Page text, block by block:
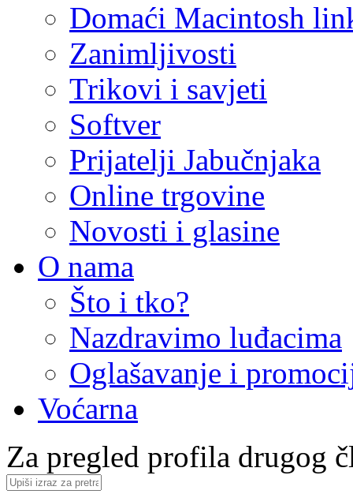
Domaći Macintosh
Zanimljivosti
Trikovi i savjeti
Softver
Prijatelji Jabučnjaka
Online trgovine
Novosti i glasine
O nama
Što i tko?
Nazdravimo luđacima
Oglašavanje i
Voćarna
Za pregled profila drugog